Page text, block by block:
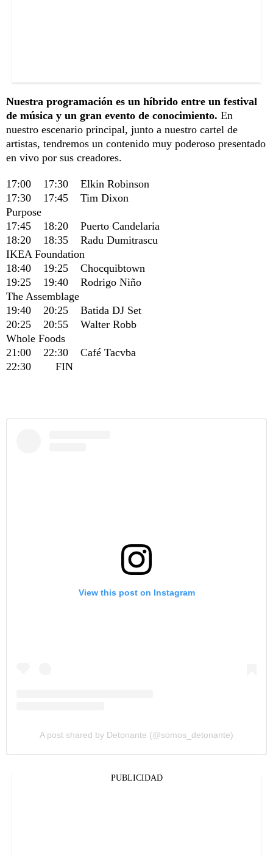
Nuestra programación es un híbrido entre un festival
de música y un gran evento de conocimiento. En
nuestro escenario principal, junto a nuestro cartel de
artistas, tendremos un contenido muy poderoso presentado
en vivo por sus creadores.
17:00 17:30 Elkin Robinson
17:30 17:45 Tim Dixon
Purpose
17:45 18:20 Puerto Candelaria
18:20 18:35 Radu Dumitrascu
IKEA Foundation
18:40 19:25 Chocquibtown
19:25 19:40 Rodrigo Niño
The Assemblage
19:40 20:25 Batida DJ Set
20:25 20:55 Walter Robb
Whole Foods
21:00 22:30 Café Tacvba
22:30 FIN
View this post on Instagram
A post shared by Detonante (@somos_detonante)
PUBLICIDAD